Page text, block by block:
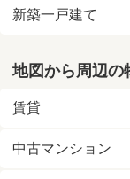
新築一戸建て
地図から周辺の
賃貸
中古マンション